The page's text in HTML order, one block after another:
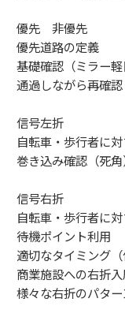
優先 非優先
優先道路の定義
基礎確認（ミラー軽
通過しながら再確認
信号左折
自転車・歩行者に
巻き込み確認（死角
信号右折
自転車・歩行者に
待機ポイント利用
適切なタイミング
商業施設への右折
様々な右折のパタ